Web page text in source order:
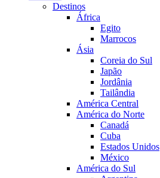
Destinos
África
Egito
Marrocos
Ásia
Coreia do Sul
Japão
Jordânia
Tailândia
América Central
América do Norte
Canadá
Cuba
Estados Unidos
México
América do Sul